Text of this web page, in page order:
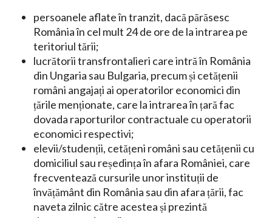
persoanele aflate în tranzit, dacă părăsesc
România în cel mult 24 de ore de la intrarea pe
teritoriul tării;
lucrătorii transfrontalieri care intră în România
din Ungaria sau Bulgaria, precum și cetățenii
români angajați ai operatorilor economici din
țările menționate, care la intrarea în țară fac
dovada raporturilor contractuale cu operatorii
economici respectivi;
elevii/studenții, cetățeni români sau cetățenii cu
domiciliul sau reședința în afara României, care
frecventează cursurile unor instituții de
învățământ din România sau din afara țării, fac
naveta zilnic către acestea și prezintă